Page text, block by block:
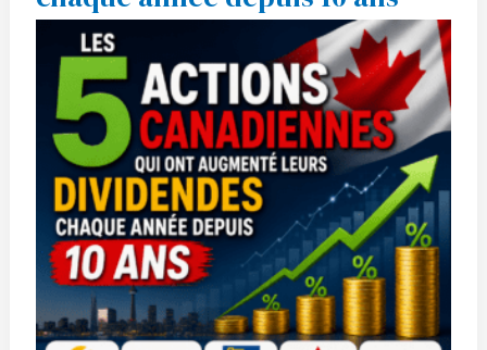
ont
augmenté
leurs
dividendes
chaque
année
depuis
10
ans